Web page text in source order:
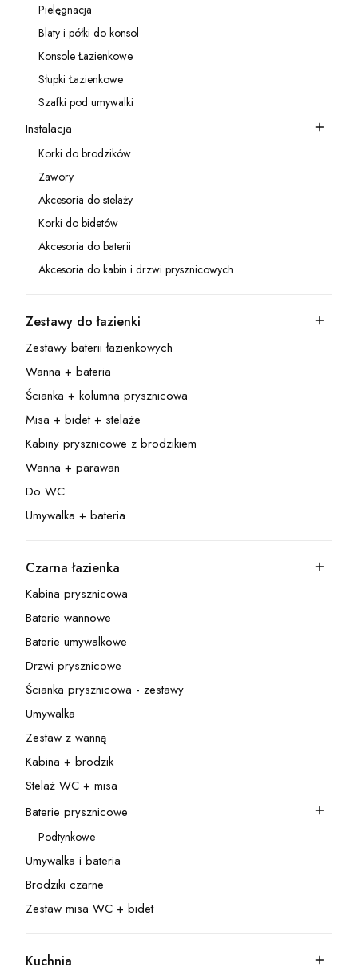
Kategoria - Pielęgnacja
Pielęgnacja
Kategoria - Blaty i półki do konsol
Blaty i półki do konsol
Kategoria - Konsole Łazienkowe
Konsole Łazienkowe
Kategoria - Słupki Łazienkowe
Słupki Łazienkowe
Kategoria - Szafki pod umywalki
Szafki pod umywalki
Kategoria - Instalacja
Instalacja
Kategoria - Korki do brodzików
Korki do brodzików
Kategoria - Zawory
Zawory
Kategoria - Akcesoria do stelaży
Akcesoria do stelaży
Kategoria - Korki do bidetów
Korki do bidetów
Kategoria - Akcesoria do baterii
Akcesoria do baterii
Kategoria - Akcesoria do kabin i drzwi prysznicowych
Akcesoria do kabin i drzwi prysznicowych
Kategoria - Zestawy do łazienki
Zestawy do łazienki
Kategoria - Zestawy baterii łazienkowych
Zestawy baterii łazienkowych
Kategoria - Wanna + bateria
Wanna + bateria
Kategoria - Ścianka + kolumna prysznicowa
Ścianka + kolumna prysznicowa
Kategoria - Misa + bidet + stelaże
Misa + bidet + stelaże
Kategoria - Kabiny prysznicowe z brodzikiem
Kabiny prysznicowe z brodzikiem
Kategoria - Wanna + parawan
Wanna + parawan
Kategoria - Do WC
Do WC
Kategoria - Umywalka + bateria
Umywalka + bateria
Kategoria - Czarna łazienka
Czarna łazienka
Kategoria - Kabina prysznicowa
Kabina prysznicowa
Kategoria - Baterie wannowe
Baterie wannowe
Kategoria - Baterie umywalkowe
Baterie umywalkowe
Kategoria - Drzwi prysznicowe
Drzwi prysznicowe
Kategoria - Ścianka prysznicowa - zestawy
Ścianka prysznicowa - zestawy
Kategoria - Umywalka
Umywalka
Kategoria - Zestaw z wanną
Zestaw z wanną
Kategoria - Kabina + brodzik
Kabina + brodzik
Kategoria - Stelaż WC + misa
Stelaż WC + misa
Kategoria - Baterie prysznicowe
Baterie prysznicowe
Kategoria - Podtynkowe
Podtynkowe
Kategoria - Umywalka i bateria
Umywalka i bateria
Kategoria - Brodziki czarne
Brodziki czarne
Kategoria - Zestaw misa WC + bidet
Zestaw misa WC + bidet
Kategoria - Kuchnia
Kuchnia